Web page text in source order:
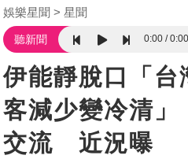
娛樂星聞 星聞
聽新聞 0:00 0:00
伊能靜脫口「台
客減少變冷清」
交流 近況曝